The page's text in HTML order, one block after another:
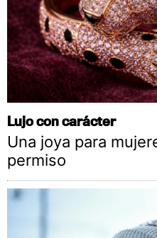
Lujo con carácter
Una joya para
permiso